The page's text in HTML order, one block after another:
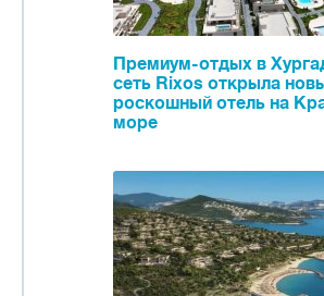
Премиум-отдых в
сеть Rixos открыла
роскошный отель на
море